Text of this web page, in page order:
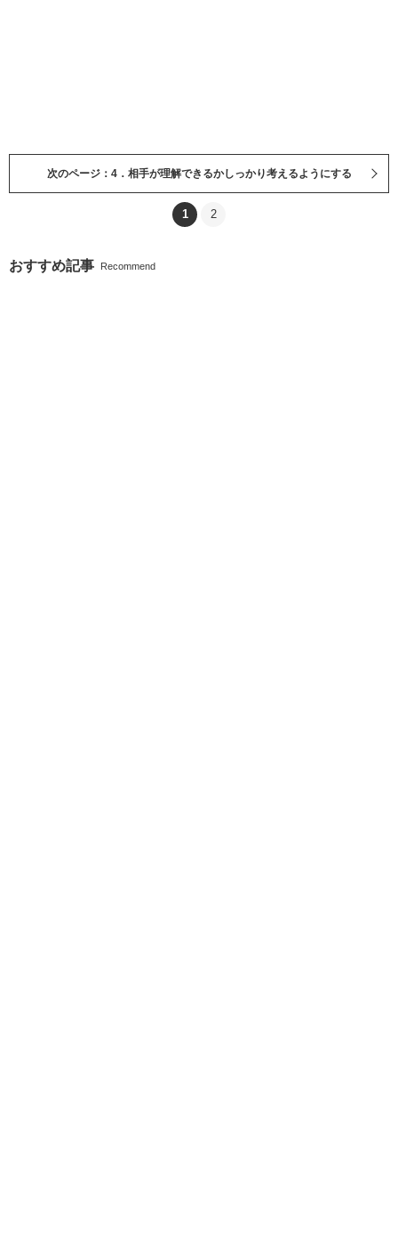
次のページ：4．相手が理解できるかしっかり考えるようにする
1 2
おすすめ記事 Recommend